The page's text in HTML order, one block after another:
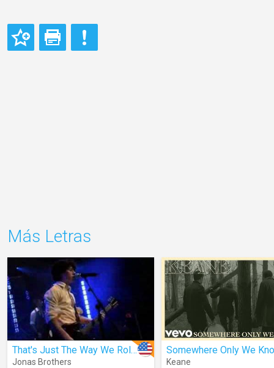
Más Letras
That's Just The Way We Roll (Live)
Jonas Brothers
Somewhere Only We
Keane